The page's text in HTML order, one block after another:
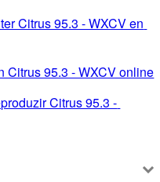
Citrus 95.3 - WXCV en
Citrus 95.3 - WXCV online
Citrus 95.3 -